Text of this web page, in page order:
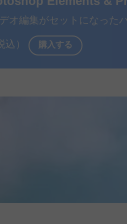
オ編集がセットになった
込） 購入する